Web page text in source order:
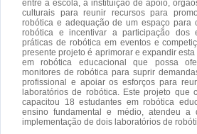
entre a escola, a instituição de apoio,
culturais para reunir recursos para
robótica e adequação de um espaço para
robótica e incentivar a participação dos
práticas de robótica em eventos e
presente projeto é aprimorar e expandir
em robótica educacional que possa
monitores de robótica para suprir
profissional e apoiar os esforços para
laboratórios de robótica. Este projeto que
capacitou 18 estudantes em robótica
ensino fundamental e médio, atendeu
implementação de dois laboratórios de